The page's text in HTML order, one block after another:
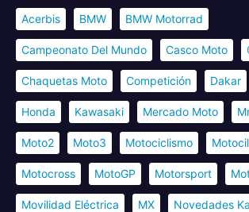
Acerbis BMW BMW Motorrad
Campeonato Del Mundo Casco Moto
Chaquetas Moto Competición Dakar
Honda Kawasaki Mercado Moto
Moto2 Moto3 Motociclismo
Motocross MotoGP Motorsport
Movilidad Eléctrica MX Novedades